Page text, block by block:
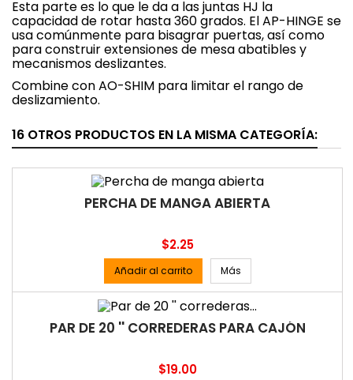
Esta parte es lo que le da a las juntas HJ la
capacidad de rotar hasta 360 grados. El AP-HINGE se
usa comúnmente para bisagrar puertas, así como
para construir extensiones de mesa abatibles y
mecanismos deslizantes.
Combine con AO-SHIM para limitar el rango de
deslizamiento.
16 OTROS PRODUCTOS EN LA MISMA CATEGORÍA:
PERCHA DE MANGA ABIERTA
Precio
$2.25
Añadir al carrito Más
PAR DE 20 '' CORREDERAS PARA CAJÓN
Precio
$19.00